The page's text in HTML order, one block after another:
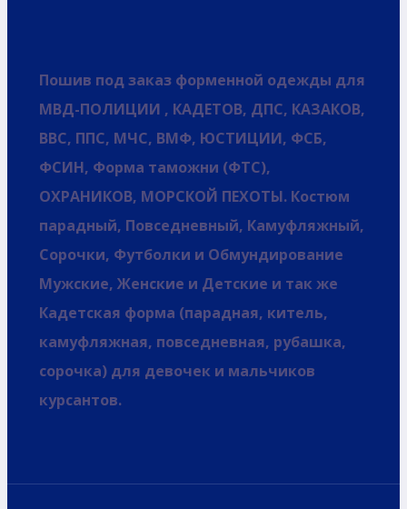
Пошив под заказ форменной одежды для
МВД-ПОЛИЦИИ , КАДЕТОВ, ДПС, КАЗАКОВ,
ВВС, ППС, МЧС, ВМФ, ЮСТИЦИИ, ФСБ,
ФСИН, Форма таможни (ФТС),
ОХРАНИКОВ, МОРСКОЙ ПЕХОТЫ. Костюм
парадный, Повседневный, Камуфляжный,
Сорочки, Футболки и Обмундирование
Мужские, Женские и Детские и так же
Кадетская форма (парадная, китель,
камуфляжная, повседневная, рубашка,
сорочка) для девочек и мальчиков
курсантов.